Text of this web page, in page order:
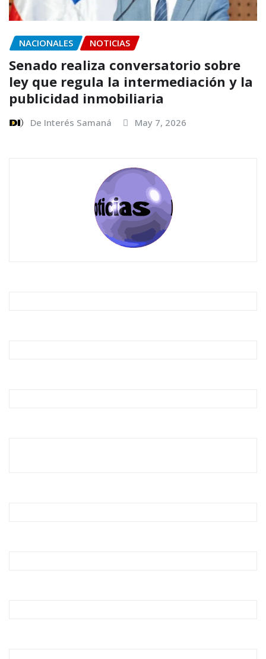
NACIONALES NOTICIAS
Senado realiza conversatorio sobre
ley que regula la intermediación y la
publicidad inmobiliaria
De Interés Samaná May 7, 2026